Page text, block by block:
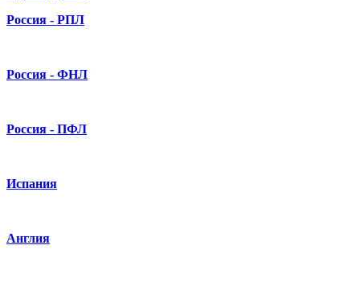
Россия - РПЛ
Россия - ФНЛ
Россия - ПФЛ
Испания
Англия